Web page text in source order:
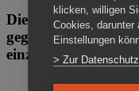
Die Gedenkstätte
gegen das
einzigartig.
klicken, willigen
Cookies, darunter
Einstellungen
> Zur